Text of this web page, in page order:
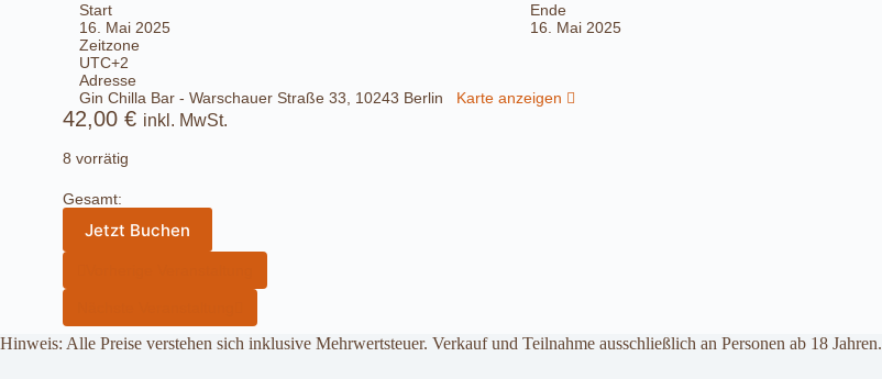
Start
16. Mai 2025
Ende
16. Mai 2025
Zeitzone
UTC+2
Adresse
Gin Chilla Bar - Warschauer Straße 33, 10243 Berlin Karte anzeigen
42,00 € inkl. MwSt.
8 vorrätig
Gesamt:
Jetzt Buchen
Hinweis: Alle Preise verstehen sich inklusive Mehrwertsteuer. Verkauf und Teilnahme ausschließlich an Personen ab 18 Jahren.